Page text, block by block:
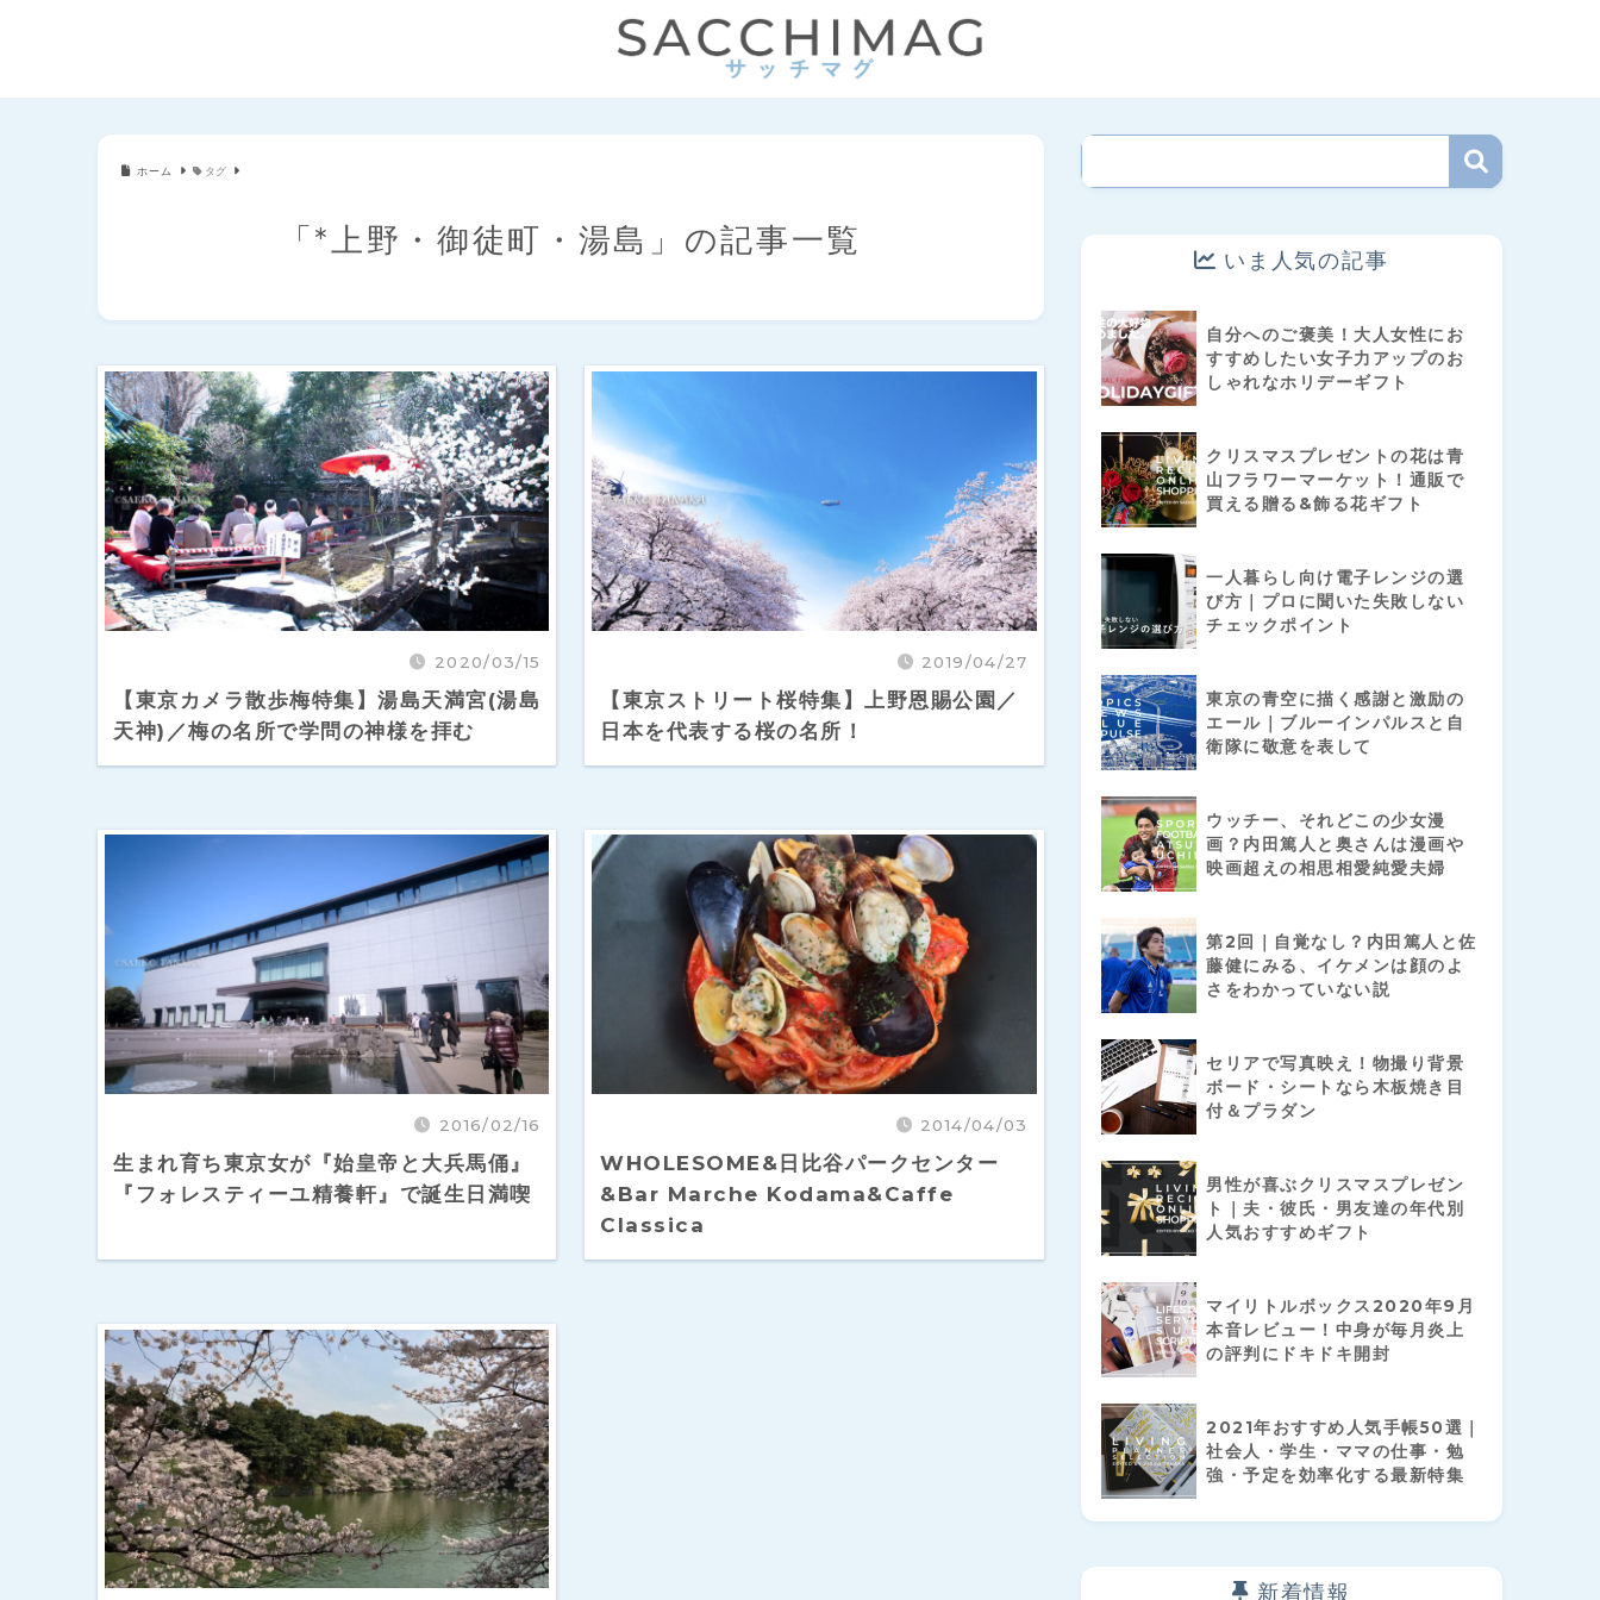
ホーム タグ
「*上野・御徒町・湯島」の記事一覧
2020/03/15
【東京カメラ散歩梅特集】湯島天満宮(湯島
天神)／梅の名所で学問の神様を拝む
2019/04/27
【東京ストリート桜特集】上野恩賜公園／
日本を代表する桜の名所！
2016/02/16
生まれ育ち東京女が『始皇帝と大兵馬俑』
『フォレスティーユ精養軒』で誕生日満喫
2014/04/03
WHOLESOME&日比谷パークセンター
&Bar Marche Kodama&Caffe
Classica
いま人気の記事
自分へのご褒美！大人女性にお
すすめしたい女子力アップのお
しゃれなホリデーギフト
クリスマスプレゼントの花は青
山フラワーマーケット！通販で
買える贈る&飾る花ギフト
一人暮らし向け電子レンジの選
び方｜プロに聞いた失敗しない
チェックポイント
東京の青空に描く感謝と激励の
エール｜ブルーインパルスと自
衛隊に敬意を表して
ウッチー、それどこの少女漫
画？内田篤人と奥さんは漫画や
映画超えの相思相愛純愛夫婦
第2回｜自覚なし？内田篤人と佐
藤健にみる、イケメンは顔のよ
さをわかっていない説
セリアで写真映え！物撮り背景
ボード・シートなら木板焼き目
付＆プラダン
男性が喜ぶクリスマスプレゼン
ト｜夫・彼氏・男友達の年代別
人気おすすめギフト
マイリトルボックス2020年9月
本音レビュー！中身が毎月炎上
の評判にドキドキ開封
2021年おすすめ人気手帳50選｜
社会人・学生・ママの仕事・勉
強・予定を効率化する最新特集
新着情報